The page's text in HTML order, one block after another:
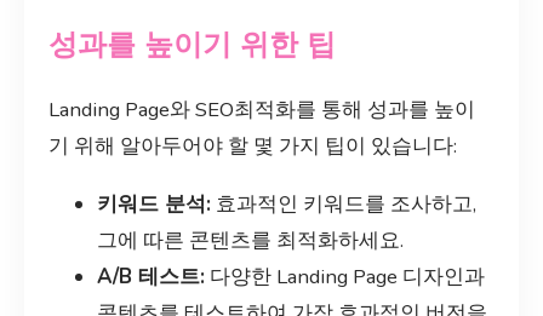
성과를 높이기 위한 팁
Landing Page와 SEO최적화를 통해 성과를 높이
기 위해 알아두어야 할 몇 가지 팁이 있습니다:
키워드 분석: 효과적인 키워드를 조사하고,
그에 따른 콘텐츠를 최적화하세요.
A/B 테스트: 다양한 Landing Page 디자인과